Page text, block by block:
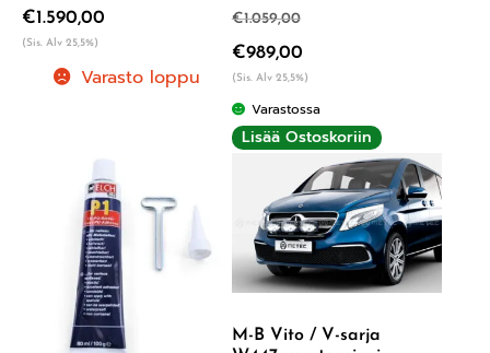
€1.590,00
(Sis. Alv 25,5%)
Varasto loppu
€1.059,00
€989,00
(Sis. Alv 25,5%)
Varastossa
Lisää Ostoskoriin
M-B Vito / V-sarja